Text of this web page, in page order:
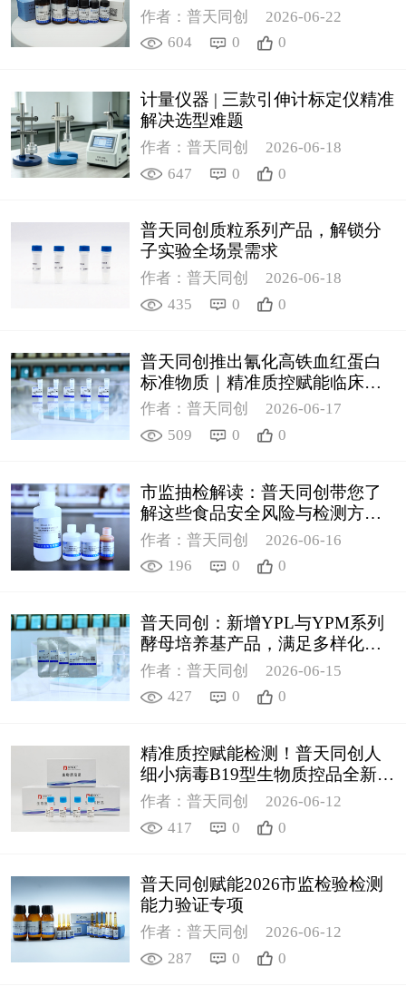
作者：普天同创
2026-06-22
604
0 0
计量仪器 | 三款引伸计标定仪精准
解决选型难题
作者：普天同创
2026-06-18
647
0 0
普天同创质粒系列产品，解锁分
子实验全场景需求
作者：普天同创
2026-06-18
435
0 0
普天同创推出氰化高铁血红蛋白
标准物质｜精准质控赋能临床检
测
作者：普天同创
2026-06-17
509
0 0
市监抽检解读：普天同创带您了
解这些食品安全风险与检测方案
（2）
作者：普天同创
2026-06-16
196
0 0
普天同创：新增YPL与YPM系列
酵母培养基产品，满足多样化科
研需求
作者：普天同创
2026-06-15
427
0 0
精准质控赋能检测！普天同创人
细小病毒B19型生物质控品全新上
线
作者：普天同创
2026-06-12
417
0 0
普天同创赋能2026市监检验检测
能力验证专项
作者：普天同创
2026-06-12
287
0 0